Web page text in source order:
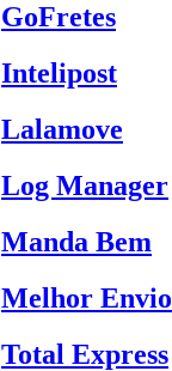
GoFretes
Intelipost
Lalamove
Log Manager
Manda Bem
Melhor Envio
Total Express